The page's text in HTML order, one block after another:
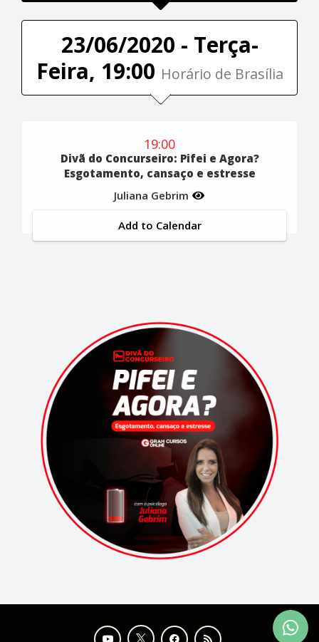
23/06/2020 - Terça-
Feira, 19:00 Horário de Brasília
19:00
Divã do Concurseiro: Pifei e Agora?
Esgotamento, cansaço e estresse
Juliana Gebrim
Add to Calendar